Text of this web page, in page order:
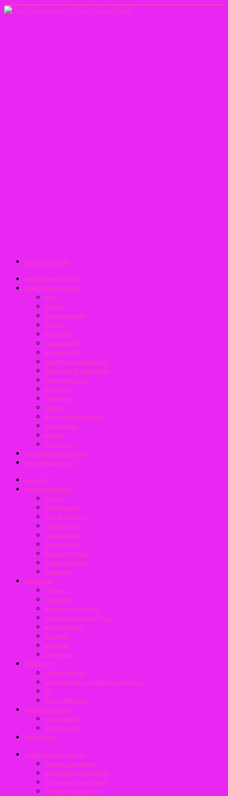
κεντρική σελίδα
φυτά (βάσει γένους)
φυτά (βάσει είδους)
πόες
θάμνοι
αναρριχώμενα
δένδρα
βολβώδη
κονδυλώδη
ριζωματώδη
υδρόβια & επιπλέοντα
υδρόφιλα & υδροχαρή
τριανταφυλλιές
ορχιδέες
λαχανικά
χόρτα
βότανα & μπαχαρικά
καρποφόρα
κάκτοι
παχύφυτα
φυτά (βάσει ποικιλίας)
φυτά (θεραπείες)
τα φυτά
πολλαπλασιασμός
σπορά
μοσχεύματα
πολ. βολβώδων
εμβολιασμός
καταβολάδες
παραφυάδες
διαίρεση φυτών
διαίρεση ριζών
στόλωνες
φροντίδα
έδαφος
φύτευση
αραίωση σπορ/των
μεταφύτευση σπορ/των
μεταφύτευση
λίπανση
κλάδεμα
ξεφύτεμα
ασθένειες
εντομολογικές
μυκητολογικές & βακτηριολογικές
ιοί
άλλες ασθένειες
ωφέλιμα έντομα
επικονιαστές
άλλα έντομα
ημερολόγιο
ανθοκηποερωτήματα
γενικές ερωτήσεις
κλαδέματος ερωτήσεις
ποτίσματος ερωτήσεις
άνθισης ερωτήσεις